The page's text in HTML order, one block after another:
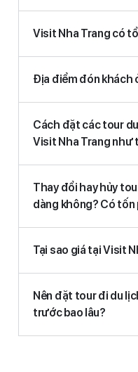
Visit Nha Trang có
Địa điểm đón khách
Cách đặt các tour
Visit Nha Trang như
Thay đổi hay hủy
dàng không? Có tốn
Tại sao giá tại Visit
Nên đặt tour đi du
trước bao lâu?